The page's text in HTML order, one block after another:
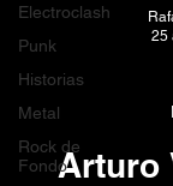
Electroclash
Punk
Historias
Metal
Rock de
FondoArturo
25